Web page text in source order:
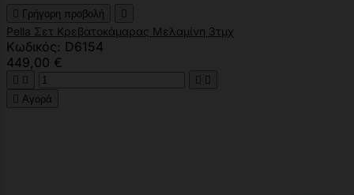
 Γρήγορη προβολή 
Pella Σετ Κρεβατοκάμαρας Μελαμίνη 3τμχ
Κωδικός: D6154
449,00 €
   
 Αγορά